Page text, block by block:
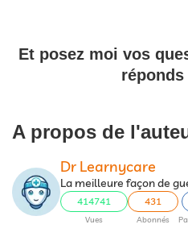
Et posez moi vos
réponds
A propos de
Dr Learnycare
La meilleure façon de
414741
Vues
431
Abonnés